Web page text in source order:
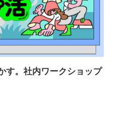
す。社内ワークショップ